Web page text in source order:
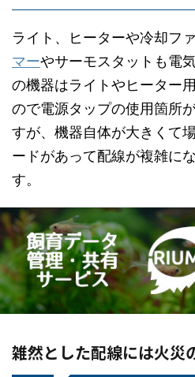
ライト、ヒーターや冷却フ
マーやサーモスタットも電
の機器はライトやヒーター
ので電源タップの使用箇所
すが、機器自体が大きくて
ードがあって配線が複雑に
す。
雑然とした配線には火災